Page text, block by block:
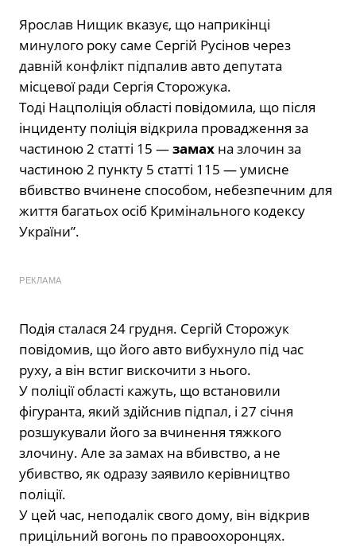
Ярослав Нищик вказує, що наприкінці
минулого року саме Сергій Русінов через
давній конфлікт підпалив авто депутата
місцевої ради Сергія Сторожука.
Тоді Нацполіція області повідомила, що після
інциденту поліція відкрила провадження за
частиною 2 статті 15 —замах на злочин за
частиною 2 пункту 5 статті 115 — умисне
вбивство вчинене способом, небезпечним для
життя багатьох осіб Кримінального кодексу
України”.
РЕКЛАМА
Подія сталася 24 грудня. Сергій Сторожук
повідомив, що його авто вибухнуло під час
руху, а він встиг вискочити з нього.
У поліції області кажуть, що встановили
фігуранта, який здійснив підпал, і 27 січня
розшукували його за вчинення тяжкого
злочину. Але за замах на вбивство, а не
убивство, як одразу заявило керівництво
поліції.
У цей час, неподалік свого дому, він відкрив
прицільний вогонь по правоохоронцях.